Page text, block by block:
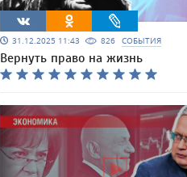
31.12.2025 11:43 826 СОБЫТИЯ
Вернуть право на жизнь